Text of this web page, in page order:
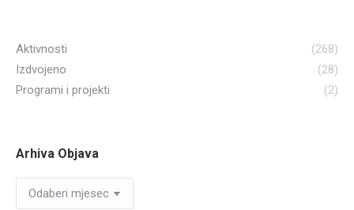
Aktivnosti
(268)
Izdvojeno
(28)
Programi i projekti
(2)
Arhiva Objava
Arhiva
Objava